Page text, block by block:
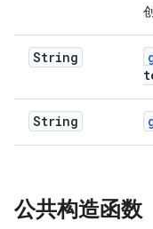
String
String
公共构造函数